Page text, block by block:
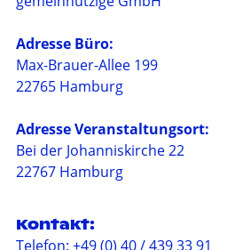
Adresse Büro:
Max-Brauer-Allee 199
22765 Hamburg
Adresse Veranstaltungsort:
Bei der Johanniskirche 22
22767 Hamburg
Kontakt:
Telefon: +49 (0) 40 / 439 33 91